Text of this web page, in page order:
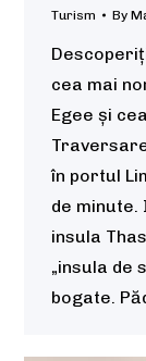
Turism By
cea mai
Egee și
în portul
de
insula
„insula de
bogate.